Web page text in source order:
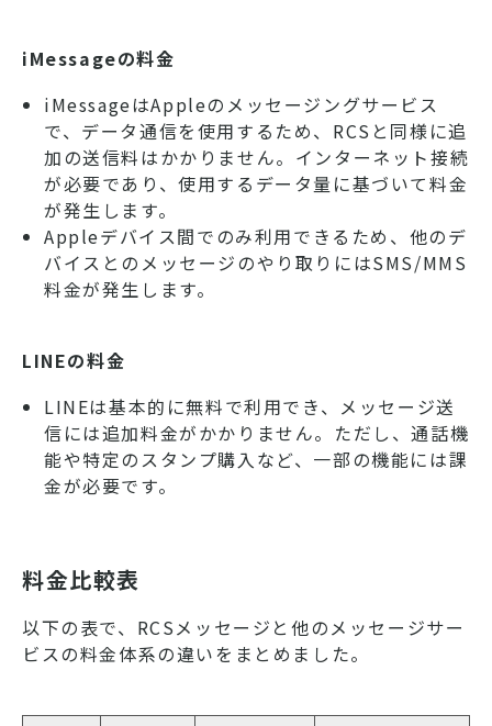
iMessageの料金
iMessageはAppleのメッセージングサービス
で、データ通信を使用するため、RCSと同様に追
加の送信料はかかりません。インターネット接続
が必要であり、使用するデータ量に基づいて料金
が発生します。
Appleデバイス間でのみ利用できるため、他のデ
バイスとのメッセージのやり取りにはSMS/MMS
料金が発生します。
LINEの料金
LINEは基本的に無料で利用でき、メッセージ送
信には追加料金がかかりません。ただし、通話機
能や特定のスタンプ購入など、一部の機能には課
金が必要です。
料金比較表
以下の表で、RCSメッセージと他のメッセージサー
ビスの料金体系の違いをまとめました。